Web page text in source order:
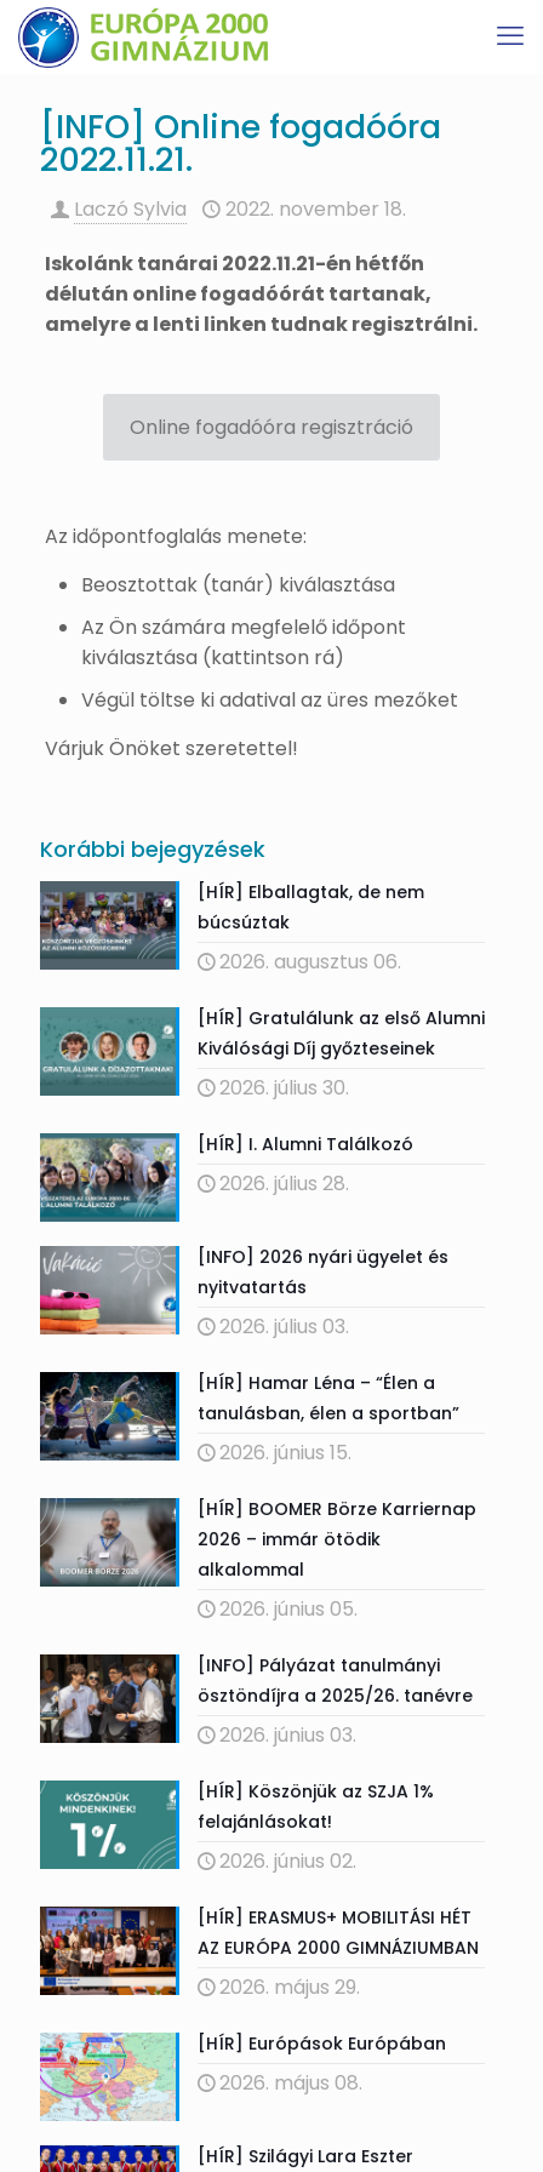
[INFO] Online fogadóóra
2022.11.21.
Laczó Sylvia
2022. november 18.
Iskolánk tanárai 2022.11.21-én hétfőn
délután online fogadóórát tartanak,
amelyre a lenti linken tudnak regisztrálni.
Online fogadóóra regisztráció
Az időpontfoglalás menete:
Beosztottak (tanár) kiválasztása
Az Ön számára megfelelő időpont
kiválasztása (kattintson rá)
Végül töltse ki adatival az üres mezőket
Várjuk Önöket szeretettel!
Korábbi bejegyzések
[HÍR] Elballagtak, de nem
búcsúztak
2026. augusztus 06.
[HÍR] Gratulálunk az első Alumni
Kiválósági Díj győzteseinek
2026. július 30.
[HÍR] I. Alumni Találkozó
2026. július 28.
[INFO] 2026 nyári ügyelet és
nyitvatartás
2026. július 03.
[HÍR] Hamar Léna – “Élen a
tanulásban, élen a sportban”
2026. június 15.
[HÍR] BOOMER Börze Karriernap
2026 – immár ötödik
alkalommal
2026. június 05.
[INFO] Pályázat tanulmányi
ösztöndíjra a 2025/26. tanévre
2026. június 03.
[HÍR] Köszönjük az SZJA 1%
felajánlásokat!
2026. június 02.
[HÍR] ERASMUS+ MOBILITÁSI HÉT
AZ EURÓPA 2000 GIMNÁZIUMBAN
2026. május 29.
[HÍR] Európások Európában
2026. május 08.
[HÍR] Szilágyi Lara Eszter